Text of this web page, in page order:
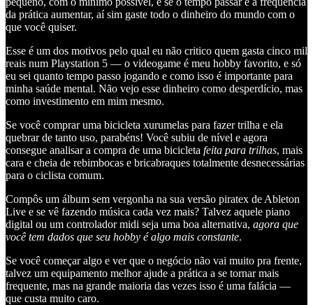
da prática aumentar, aí sim gaste todo o dinheiro do mundo com o
que você quiser.
Esse é um dos motivos pelo qual eu não critico quem gasta cinco mil
reais num Playstation 5 — o videogame é meu hobby favorito, e só
eu sei quanto tempo passo jogando e como isso é importante para
minha saúde mental. Não vejo esse dinheiro como desperdício, mas
como investimento em mim mesmo.
Se você comprar uma bicicleta xurumelas para fazer trilha e ela
quebrar de tanto uso, parabéns! Você subiu de nível e agora
consegue analisar a compra de uma bicicleta feita para trilhas, mais
cara e cheia de rebimbocas e bricabraques totalmente desnecessárias
para o ciclista comum.
Compôs um álbum sem vergonha na sua versão piratex de Ableton
Live e se vê fazendo música cada vez mais? Talvez aquele piano
digital ou um controlador midi seja uma boa alternativa, agora que
você tem dados que seu hobby é algo mais constante.
Se você começar algo e ver que o negócio não vai muito pra frente,
talvez um equipamento melhor ajude a prática a se tornar mais
frequente, mas na grande maioria das vezes isso é uma falácia —
que custa muito caro.